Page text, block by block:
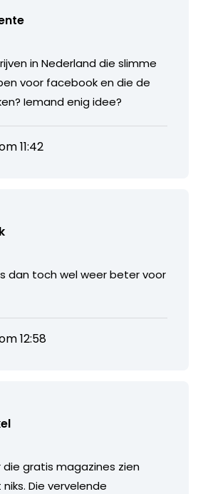
in Nederland die slimme
voor facebook en die de
Iemand enig idee?
11:42
dan toch wel weer beter voor
12:58
die gratis magazines zien
Die vervelende